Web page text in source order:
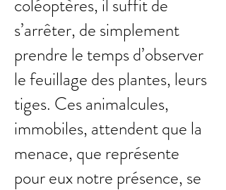
coléoptères, il suffit de
s’arrêter, de simplement
prendre le temps d’observer
le feuillage des plantes, leurs
tiges. Ces animalcules,
immobiles, attendent que la
menace, que représente
pour eux notre présence, se